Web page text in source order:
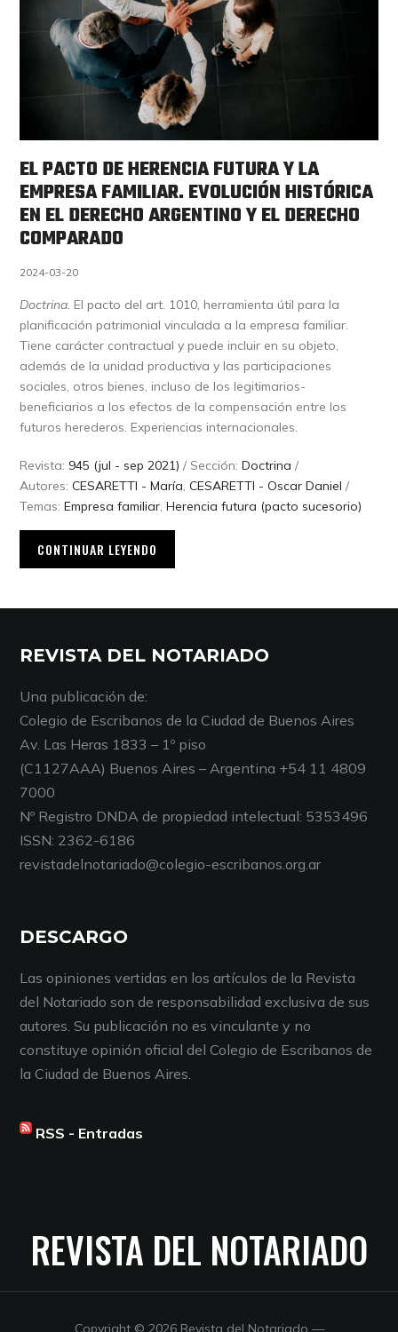
EL PACTO DE HERENCIA FUTURA Y LA
EMPRESA FAMILIAR. EVOLUCIÓN HISTÓRICA
EN EL DERECHO ARGENTINO Y EL DERECHO
COMPARADO
2024-03-20
Doctrina. El pacto del art. 1010, herramienta útil para la
planificación patrimonial vinculada a la empresa familiar.
Tiene carácter contractual y puede incluir en su objeto,
además de la unidad productiva y las participaciones
sociales, otros bienes, incluso de los legitimarios-
beneficiarios a los efectos de la compensación entre los
futuros herederos. Experiencias internacionales.
Revista: 945 (jul - sep 2021) / Sección:Doctrina /
Autores:CESARETTI - María ,CESARETTI - Oscar Daniel /
Temas:Empresa familiar ,Herencia futura (pacto sucesorio)
CONTINUAR LEYENDO
REVISTA DEL NOTARIADO
Una publicación de:
Colegio de Escribanos de la Ciudad de Buenos Aires
Av. Las Heras 1833 – 1º piso
(C1127AAA) Buenos Aires – Argentina +54 11 4809
7000
Nº Registro DNDA de propiedad intelectual: 5353496
ISSN: 2362-6186
revistadelnotariado@colegio-escribanos.org.ar
DESCARGO
Las opiniones vertidas en los artículos de la Revista
del Notariado son de responsabilidad exclusiva de sus
autores. Su publicación no es vinculante y no
constituye opinión oficial del Colegio de Escribanos de
la Ciudad de Buenos Aires.
RSS - Entradas
REVISTA DEL NOTARIADO
Copyright © 2026 Revista del Notariado —